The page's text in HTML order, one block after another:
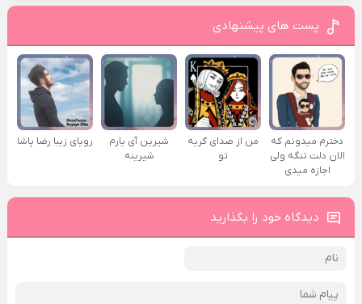
پست های پیشنهادی
دخترم میدونم که
الان دلت تنگه ولی
اجازه میدی
من از صدای گريه
تو
شیرین آی یارم
شیرینه
رویای زیبا رضا پاشا
دیدگاه خود را بگذارید